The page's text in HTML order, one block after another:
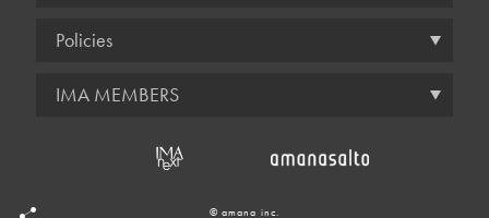
Policies
IMA MEMBERS
© amana inc.